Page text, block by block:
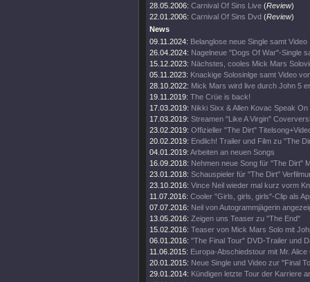
28.05.2006: Carnival Of Sins Live (Review)
22.01.2006: Carnival Of Sins Dvd (Review)
News
09.11.2024: Belanglose neue Single samt Video
26.04.2024: Nagelneue "Dogs Of War"-Single
15.12.2023: Nächstes, cooles Mick Mars
05.11.2023: Knackige Solosinlge samt Video
28.10.2022: Mick Mars wird live durch John 5
19.11.2019: The Crüe is back!
17.03.2019: Nikki Sixx & Allen Kovac Speak
17.03.2019: Streamen "Like A Virgin"
23.02.2019: Offizieller "The Dirt"
20.02.2019: Endlich! Trailer und Film zu "The
04.01.2019: Arbeiten an neuen Songs
16.09.2018: Nehmen neue Song für "The Dirt"
23.01.2018: Schauspieler für "The Dirt"
23.10.2016: Vince Neil wieder mal kurz vorm
11.07.2016: Cooler "Girls, girls, girls"-Clip als
07.07.2016: Neil von Autogrammjägerin
13.05.2016: Zeigen uns Teaser zu "The End"
15.02.2016: Teaser von Mick Mars Solo mit
06.01.2016: "The Final Tour" DVD-Trailer und
11.06.2015: Europa-Abschiedstour mit Mr. Alice
20.01.2015: Neue Single und Video zur "Final
29.01.2014: Kündigen letzte Tour der Karriere